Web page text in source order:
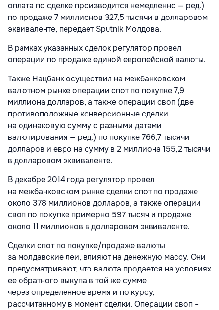
оплата по сделке производится немедленно — ред.)
по продаже 7 миллионов 327,5 тысячи в долларовом
эквиваленте, передает Sputnik Молдова.
В рамках указанных сделок регулятор провел
операции по продаже единой европейской валюты.
Также Нацбанк осуществил на межбанковском
валютном рынке операции спот по покупке 7,9
миллиона долларов, а также операции своп (две
противоположные конверсионные сделки
на одинаковую сумму с разными датами
валютирования — ред.) по покупке 766,7 тысячи
долларов и евро на сумму в 2 миллиона 155,2 тысячи
в долларовом эквиваленте.
В декабре 2014 года регулятор провел
на межбанковском рынке сделки спот по продаже
около 378 миллионов долларов, а также операции
своп по покупке примерно 597 тысяч и продаже
около 11 миллионов в долларовом эквиваленте.
Сделки спот по покупке/продаже валюты
за молдавские леи, влияют на денежную массу. Они
предусматривают, что валюта продается на условиях
ее обратного выкупа в той же сумме
через определенное время и по курсу,
рассчитанному в момент сделки. Операции своп –